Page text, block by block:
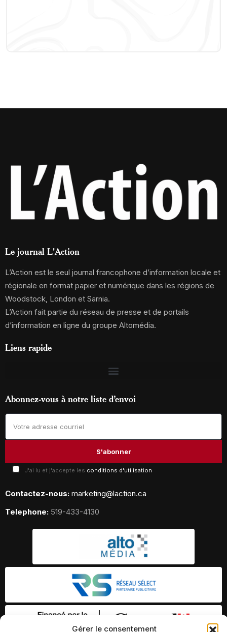
Gérer le consentement
Le journal L'Action
L’Action est le seul journal francophone d’information locale et
régionale en format papier et numérique dans les régions de
Woodstock, London et Sarnia.
L’Action fait partie du réseau de presse et de portails
d’information en ligne du groupe Altomédia.
Liens rapide
Abonnez-vous à notre liste d’envoi
J'ai lu et j'accepte les conditions d'utilisation
Contactez-nous: marketing@laction.ca
Telephone: 519-433-4130